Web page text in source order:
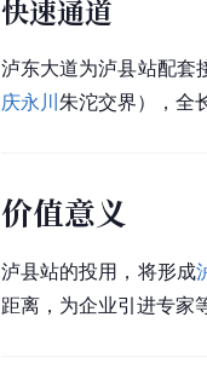
快速通道
泸东大道为泸县站配套
庆永川 朱沱交界），全
价值意义
泸县站的投用，将形成
距离，为企业引进专家